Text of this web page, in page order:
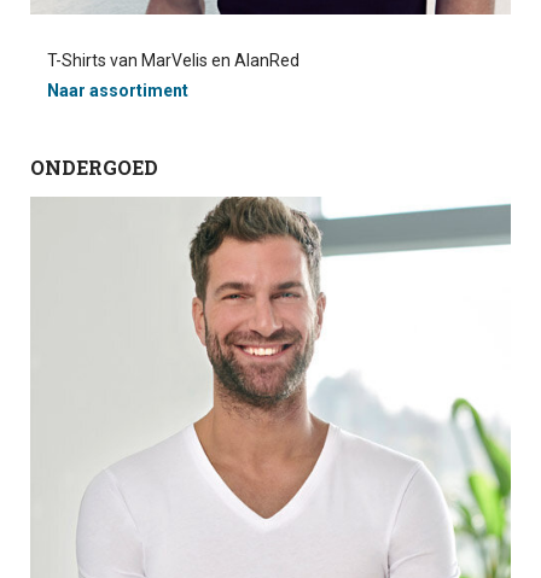
T-Shirts van MarVelis en AlanRed
Naar assortiment
ONDERGOED